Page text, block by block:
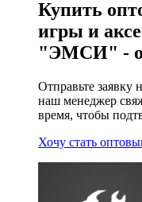
Купить
игры и
"ЭМСИ" -
Отправьте
наш менеджер
время, чтобы
Хочу стать